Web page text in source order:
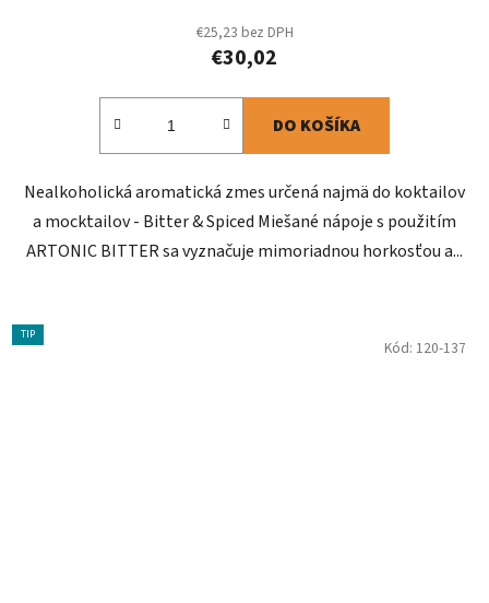
€25,23 bez DPH
€30,02
DO KOŠÍKA
Nealkoholická aromatická zmes určená najmä do koktailov
a mocktailov - Bitter & Spiced Miešané nápoje s použitím
ARTONIC BITTER sa vyznačuje mimoriadnou horkosťou a...
TIP
Kód: 120-137